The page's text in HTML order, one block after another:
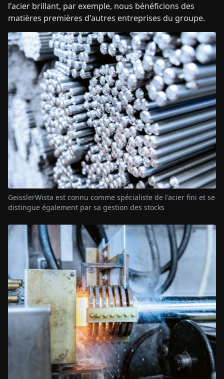
l'acier brillant, par exemple, nous bénéficions des
matières premières d'autres entreprises du groupe.
GeisslerWista est connu comme spécialiste de l'acier fini et se
distingue également par sa gestion des stocks